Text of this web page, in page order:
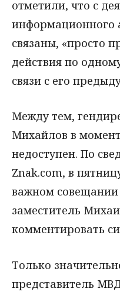
отметили, что с
информационного
связаны, «просто
действия по
связи с его
Между тем,
Михайлов в
недоступен. По
Znak.com, в
важном совещании
заместитель
комментировать
Только
представитель